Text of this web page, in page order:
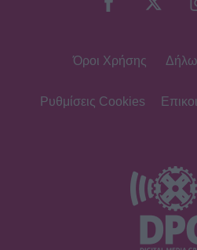
Πάρο, χωριστά στα social - Οι
Μελέτης Ηλίας: Τα δέκα χρόνια
ψυχοθεραπείας, τα
Όροι Χρήσης
Ρυθμίσεις Cookies